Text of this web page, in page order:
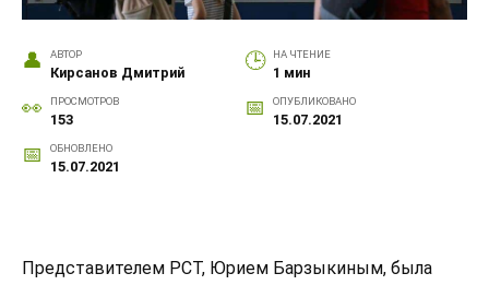
АВТОР
Кирсанов Дмитрий
НА ЧТЕНИЕ
1 мин
ПРОСМОТРОВ
153
ОПУБЛИКОВАНО
15.07.2021
ОБНОВЛЕНО
15.07.2021
Представителем РСТ, Юрием Барзыкиным, была